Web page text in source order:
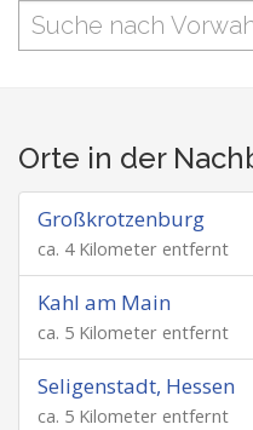
Orte in der
Großkrotzenburg
ca. 4 Kilometer entfernt
Kahl am Main
ca. 5 Kilometer entfernt
Seligenstadt, Hessen
ca. 5 Kilometer entfernt